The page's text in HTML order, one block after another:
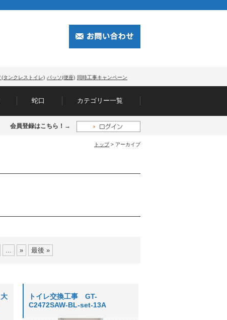
(タンクレストイレ) パッソ(便座) 同時工事キャンペーン
蛇口 カテゴリー一覧
会員登録はこちら！→
トップ> アーカイブ
... » 最後 »
トイレ交換工事 GT-
C2472SAW-BL-set-13A